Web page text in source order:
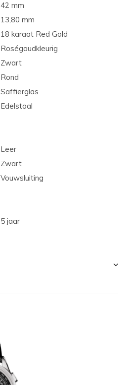
42 mm
13,80 mm
18 karaat Red Gold
Roségoudkleurig
Zwart
Rond
Saffierglas
Edelstaal
Leer
Zwart
Vouwsluiting
5 jaar